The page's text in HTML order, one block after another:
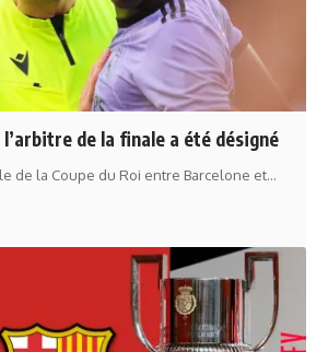
l’arbitre de la finale a été désigné
de la Coupe du Roi entre Barcelone et…